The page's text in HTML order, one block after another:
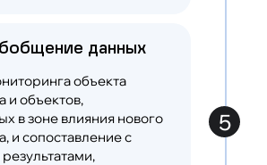
данных
объекта
и объектов,
в зоне влияния нового
и сопоставление с
5